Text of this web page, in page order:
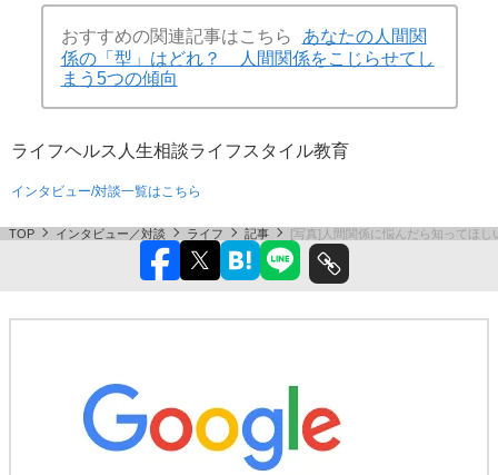
おすすめの関連記事はこちら
あなたの人間関
係の「型」はどれ？ 人間関係をこじらせてし
まう5つの傾向
ライフヘルス 人生相談ライフスタイル教育
インタビュー/対談一覧はこちら
TOP インタビュー／対談 ライフ 記事 [写真]人間関係に悩んだら知ってほ